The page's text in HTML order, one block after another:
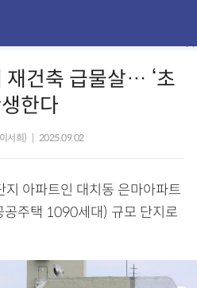
재건축 급물살… ‘초
한다
서희) 2025.09.02
지 아파트인 대치동 은마아파트
주택 1090세대) 규모 단지로